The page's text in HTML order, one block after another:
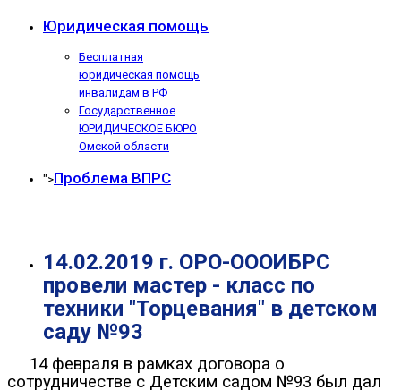
Юридическая помощь
Бесплатная
юридическая помощь
инвалидам в РФ
Государственное
ЮРИДИЧЕСКОЕ БЮРО
Омской области
">Проблема ВПРС
14.02.2019 г. ОРО-ОООИБРС
провели мастер - класс по
техники "Торцевания" в детском
саду №93
14 февраля в рамках договора о
сотрудничестве с Детским садом №93 был дал